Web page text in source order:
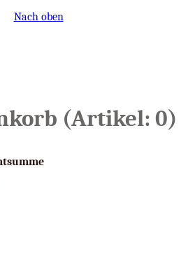
Nach oben
(Artikel: 0)